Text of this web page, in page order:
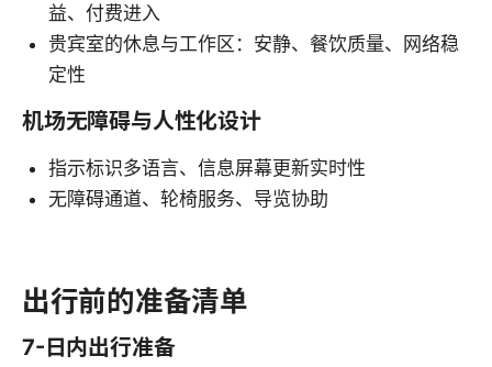
益、付费进入
贵宾室的休息与工作区：安静、餐饮质量、网络稳
定性
机场无障碍与人性化设计
指示标识多语言、信息屏幕更新实时性
无障碍通道、轮椅服务、导览协助
出行前的准备清单
7-日内出行准备